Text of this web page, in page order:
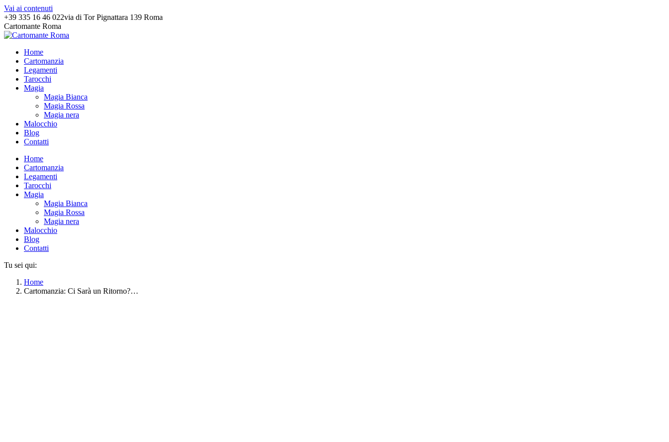
Vai ai contenuti
+39 335 16 46 022via di Tor Pignattara 139 Roma
Cartomante Roma
Home
Cartomanzia
Legamenti
Tarocchi
Magia
Magia Bianca
Magia Rossa
Magia nera
Malocchio
Blog
Contatti
Home
Cartomanzia
Legamenti
Tarocchi
Magia
Magia Bianca
Magia Rossa
Magia nera
Malocchio
Blog
Contatti
Tu sei qui:
Home
Cartomanzia: Ci Sarà un Ritorno?…